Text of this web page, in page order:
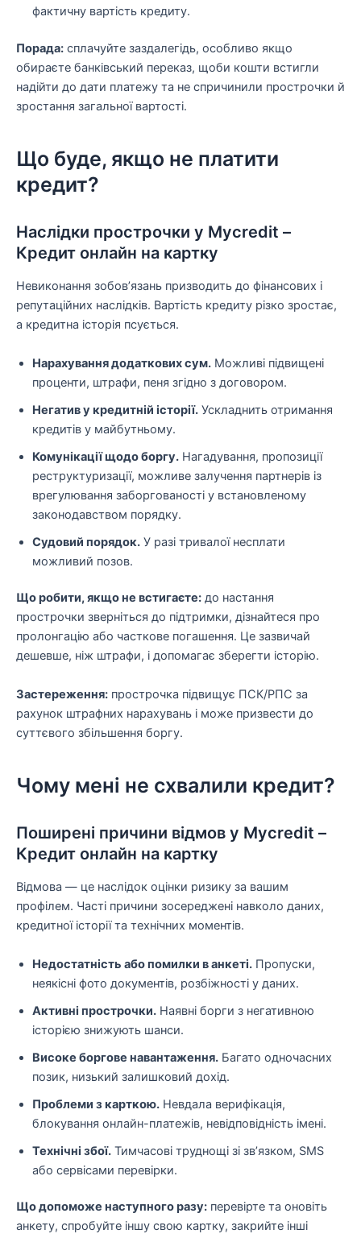
фактичну вартість кредиту.
Порада: сплачуйте заздалегідь, особливо якщо
обираєте банківський переказ, щоби кошти встигли
надійти до дати платежу та не спричинили прострочки й
зростання загальної вартості.
Що буде, якщо не платити
кредит?
Наслідки прострочки у Mycredit –
Кредит онлайн на картку
Невиконання зобов’язань призводить до фінансових і
репутаційних наслідків. Вартість кредиту різко зростає,
а кредитна історія псується.
Нарахування додаткових сум. Можливі підвищені
проценти, штрафи, пеня згідно з договором.
Негатив у кредитній історії. Ускладнить отримання
кредитів у майбутньому.
Комунікації щодо боргу. Нагадування, пропозиції
реструктуризації, можливе залучення партнерів із
врегулювання заборгованості у встановленому
законодавством порядку.
Судовий порядок. У разі тривалої несплати
можливий позов.
Що робити, якщо не встигаєте: до настання
прострочки зверніться до підтримки, дізнайтеся про
пролонгацію або часткове погашення. Це зазвичай
дешевше, ніж штрафи, і допомагає зберегти історію.
Застереження: прострочка підвищує ПСК/РПС за
рахунок штрафних нарахувань і може призвести до
суттєвого збільшення боргу.
Чому мені не схвалили кредит?
Поширені причини відмов у Mycredit –
Кредит онлайн на картку
Відмова — це наслідок оцінки ризику за вашим
профілем. Часті причини зосереджені навколо даних,
кредитної історії та технічних моментів.
Недостатність або помилки в анкеті. Пропуски,
неякісні фото документів, розбіжності у даних.
Активні прострочки. Наявні борги з негативною
історією знижують шанси.
Високе боргове навантаження. Багато одночасних
позик, низький залишковий дохід.
Проблеми з карткою. Невдала верифікація,
блокування онлайн-платежів, невідповідність імені.
Технічні збої. Тимчасові труднощі зі зв’язком, SMS
або сервісами перевірки.
Що допоможе наступного разу: перевірте та оновіть
анкету, спробуйте іншу свою картку, закрийте інші